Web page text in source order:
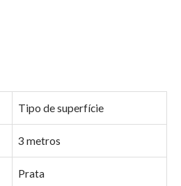
Tipo de superfície
3 metros
Prata